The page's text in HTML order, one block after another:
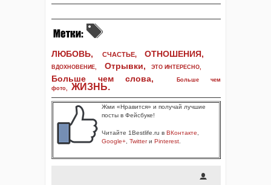
ЛЮБОВЬ, СЧАСТЬЕ, ОТНОШЕНИЯ,
ВДОХНОВЕНИЕ, Отрывки, ЭТО ИНТЕРЕСНО,
Больше чем слова,
Больше чем
фото, ЖИЗНЬ.
Жми «Нравится» и получай лучшие
посты в Фейсбуке!
Читайте 1Bestlife.ru в ВКонтакте
Google+ Twitterи Pinterest